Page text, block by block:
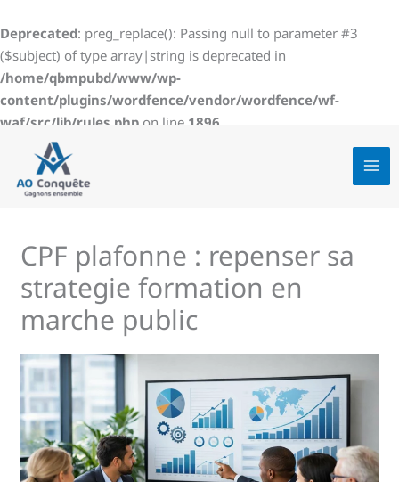
Deprecated: preg_replace(): Passing null to parameter #3
($subject) of type array|string is deprecated in
/home/qbmpubd/www/wp-
content/plugins/wordfence/vendor/wordfence/wf-
waf/src/lib/rules.php on line 1896
au
contenu
CPF plafonne : repenser sa
strategie formation en
marche public